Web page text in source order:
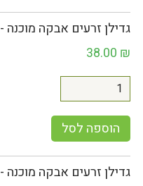
גדילן זרעים אבקה מוכנה - 250 גר
38.00 ₪
הוספה לסל
גדילן זרעים אבקה מוכנה - 50 גר